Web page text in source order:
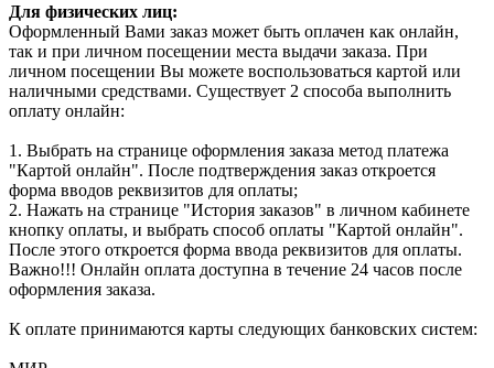
Для физических лиц:
Оформленный Вами заказ может быть оплачен как онлайн,
так и при личном посещении места выдачи заказа. При
личном посещении Вы можете воспользоваться картой или
наличными средствами. Существует 2 способа выполнить
оплату онлайн:
1. Выбрать на странице оформления заказа метод платежа
"Картой онлайн". После подтверждения заказ откроется
форма вводов реквизитов для оплаты;
2. Нажать на странице "История заказов" в личном кабинете
кнопку оплаты, и выбрать способ оплаты "Картой онлайн".
После этого откроется форма ввода реквизитов для оплаты.
Важно!!! Онлайн оплата доступна в течение 24 часов после
оформления заказа.
К оплате принимаются карты следующих банковских систем: